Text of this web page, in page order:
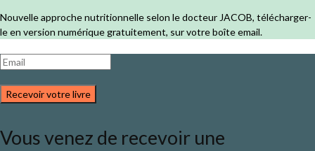
Nouvelle approche nutritionnelle selon le docteur JACOB, télécharger-
le en version numérique gratuitement, sur votre boîte email.
Recevoir votre livre
Vous venez de recevoir une